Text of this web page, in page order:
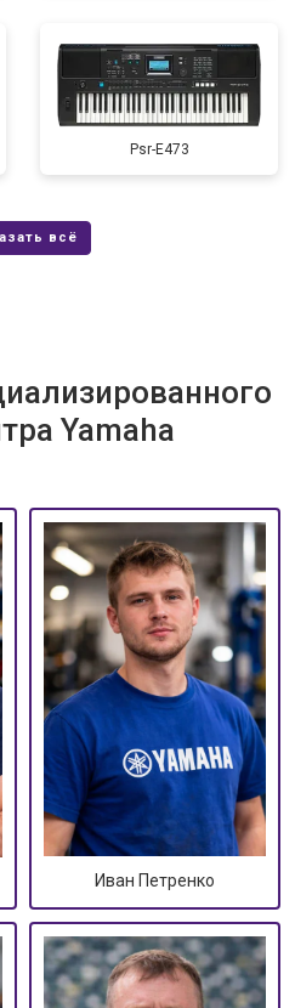
Psr-E473
Yamaha
Иван Петренко